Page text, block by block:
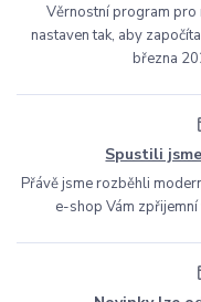
Věrnostní program
nastaven tak, aby
března
Spustili
Přávě jsme rozběhli
e-shop Vám